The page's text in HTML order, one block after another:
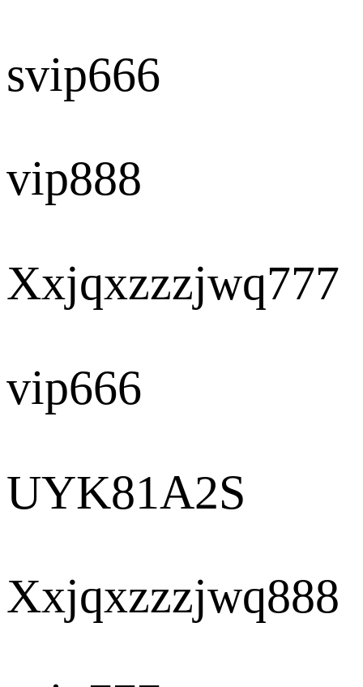
svip666
vip888
Xxjqxzzzjwq777
vip666
UYK81A2S
Xxjqxzzzjwq888